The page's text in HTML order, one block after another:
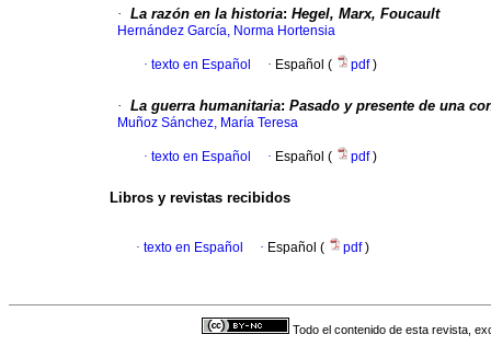
· La razón en la historia: Hegel, Marx, Foucault
Hernández García, Norma Hortensia
· texto en Español · Español ( pdf)
· La guerra humanitaria: Pasado y presente de una
Muñoz Sánchez, María Teresa
· texto en Español · Español ( pdf)
Libros y revistas recibidos
· texto en Español · Español ( pdf)
Todo el contenido de esta revista,